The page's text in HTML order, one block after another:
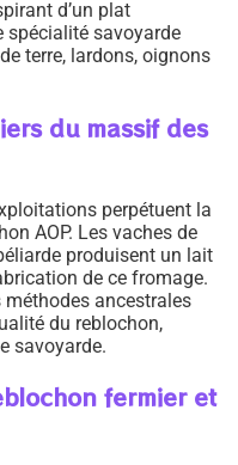
d’un plat
spécialité savoyarde
terre, lardons, oignons
du massif des
perpétuent la
AOP. Les vaches de
produisent un lait
de ce fromage.
méthodes ancestrales
du reblochon,
savoyarde.
fermier et